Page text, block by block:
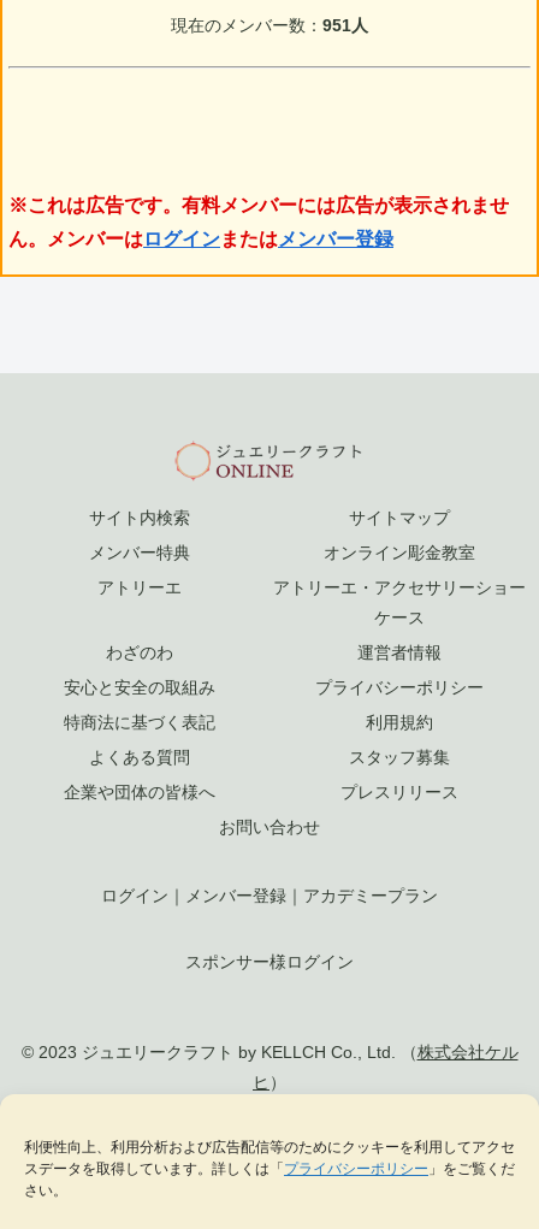
利便性向上、利用分析および広告配信等のためにクッキーを利用してアクセ
スデータを取得しています。詳しくは「 プライバシーポリシー 」をご覧くだ
さい。
現在のメンバー数： 951人
※これは広告です。有料メンバーには広告が表示されませ
ん。メンバーは ログインまたは メンバー登録
サイト内検索
サイトマップ
メンバー特典
オンライン彫金教室
アトリーエ
アトリーエ・アクセサリーショー
ケース
わざのわ
運営者情報
安心と安全の取組み
プライバシーポリシー
特商法に基づく表記
利用規約
よくある質問
スタッフ募集
企業や団体の皆様へ
プレスリリース
お問い合わせ
ログイン ｜ メンバー登録 ｜ アカデミープラン
スポンサー様ログイン
© 2023 ジュエリークラフト by KELLCH Co., Ltd. （株式会社ケル
ヒ ）
私達は、地方創生SDGs官民連携プラットフォームに加盟しています
私達は、（一社）日本ジュエリー協会 の正会員として日本のジュエリー文化の発